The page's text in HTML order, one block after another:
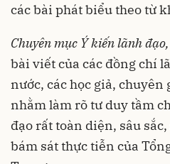
các bài phát biểu theo từ
Chuyên mục Ý kiến lãnh
bài viết của các đồng chí
nước, các học giả,
nhằm làm rõ tư duy tầm
đạo rất toàn diện, sâu
bám sát thực tiễn của